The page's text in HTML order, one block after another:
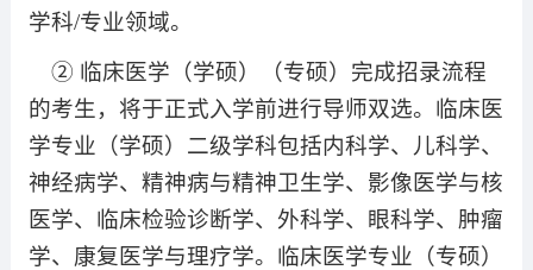
学科/专业领域。
② 临床医学（学硕）（专硕）完成招录流程
的考生，将于正式入学前进行导师双选。临床医
学专业（学硕）二级学科包括内科学、儿科学、
神经病学、精神病与精神卫生学、影像医学与核
医学、临床检验诊断学、外科学、眼科学、肿瘤
学、康复医学与理疗学。临床医学专业（专硕）